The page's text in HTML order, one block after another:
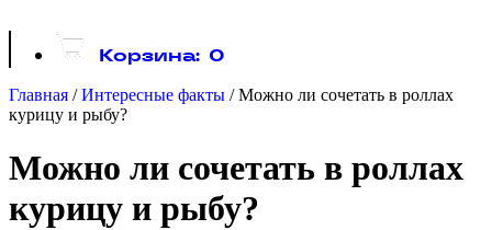
Корзина: 0
Главная / Интересные факты / Можно ли сочетать в роллах
курицу и рыбу?
Можно ли сочетать в роллах
курицу и рыбу?